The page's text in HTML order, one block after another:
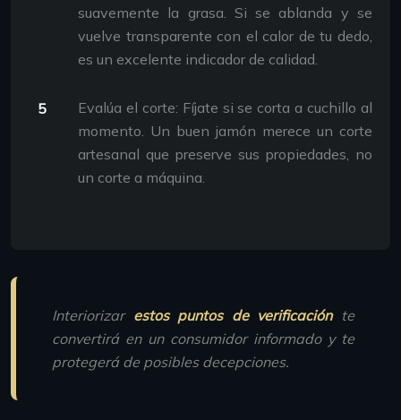
suavemente la grasa. Si se ablanda y se
vuelve transparente con el calor de tu dedo,
es un excelente indicador de calidad.
Evalúa el corte: Fíjate si se corta a cuchillo al
momento. Un buen jamón merece un corte
artesanal que preserve sus propiedades, no
un corte a máquina.
Interiorizar estos puntos de verificaciónte
convertirá en un consumidor informado y te
protegerá de posibles decepciones.